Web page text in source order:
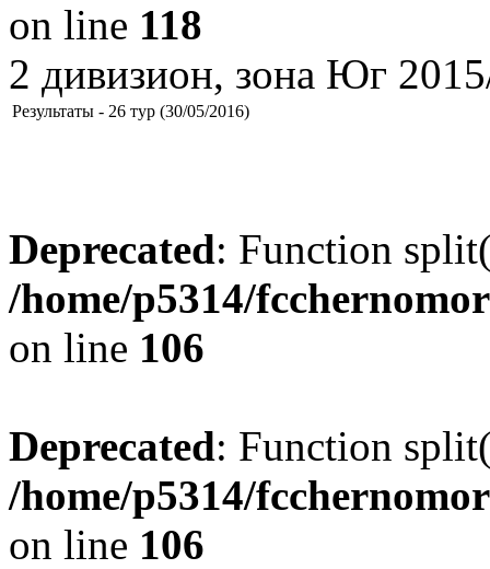
on line 118
2 дивизион, зона Юг
Результаты - 26 тур (30/05/2016)
Deprecated: Function
/home/p5314/
on line 106
Deprecated: Function
/home/p5314/
on line 106